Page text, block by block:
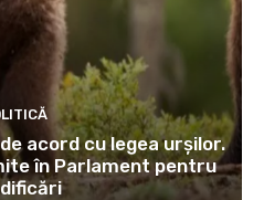
acord cu legea urșilor.
în Parlament pentru